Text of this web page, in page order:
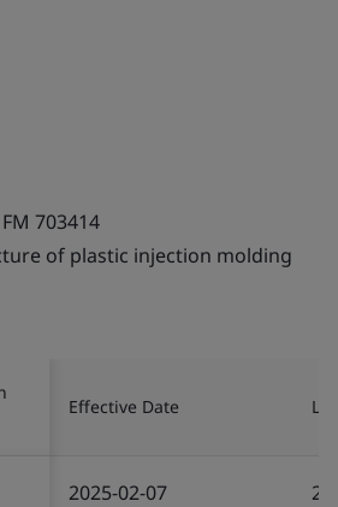
FM 703414
of plastic injection molding
Effective Date
2025-02-07